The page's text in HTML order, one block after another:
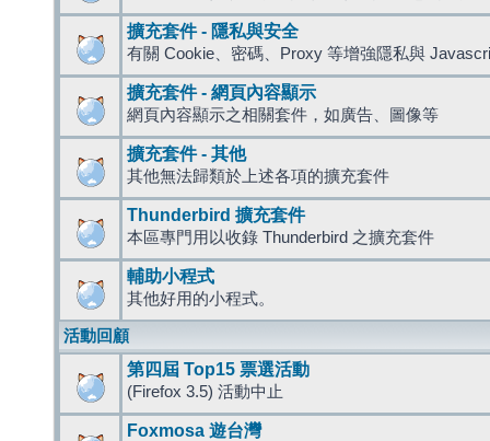
擴充套件 - 隱私與安全
有關 Cookie、密碼、Proxy 等增強隱私與
擴充套件 - 網頁內容顯示
網頁內容顯示之相關套件，如廣告、圖像等
擴充套件 - 其他
其他無法歸類於上述各項的擴充套件
Thunderbird 擴充套件
本區專門用以收錄 Thunderbird 之擴充套件
輔助小程式
其他好用的小程式。
活動回顧
第四屆 Top15 票選活動
(Firefox 3.5) 活動中止
Foxmosa 遊台灣